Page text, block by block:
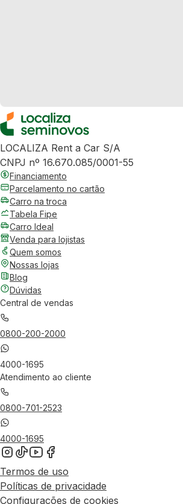
LOCALIZA Rent a Car S/A
CNPJ nº 16.670.085/0001-55
Financiamento
Parcelamento no cartão
Carro na troca
Tabela Fipe
Carro Ideal
Venda para lojistas
Quem somos
Nossas lojas
Blog
Dúvidas
Central de vendas
0800-200-2000
4000-1695
Atendimento ao cliente
0800-701-2523
4000-1695
Termos de uso
Políticas de privacidade
Configurações de cookies